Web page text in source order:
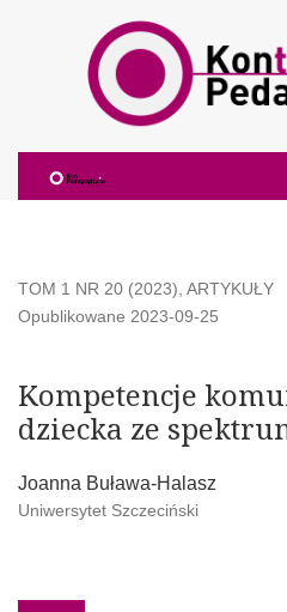
TOM 1 NR 20 (2023) ARTYKUŁY
Kompetencje
dziecka ze
Opublikowane 2023-09-25
Joanna Buława-Halasz
Uniwersytet Szczeciński